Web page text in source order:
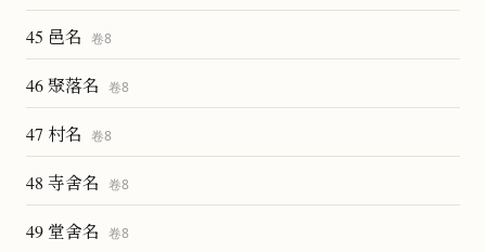
45 邑名 卷8
46 聚落名 卷8
47 村名 卷8
48 寺舍名 卷8
49 堂舍名 卷8